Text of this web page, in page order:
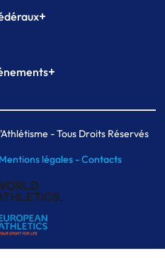
+
Formation
+
Paris indoor
de Paris- Tous Droits Réservés
Mentions légales -Contacts